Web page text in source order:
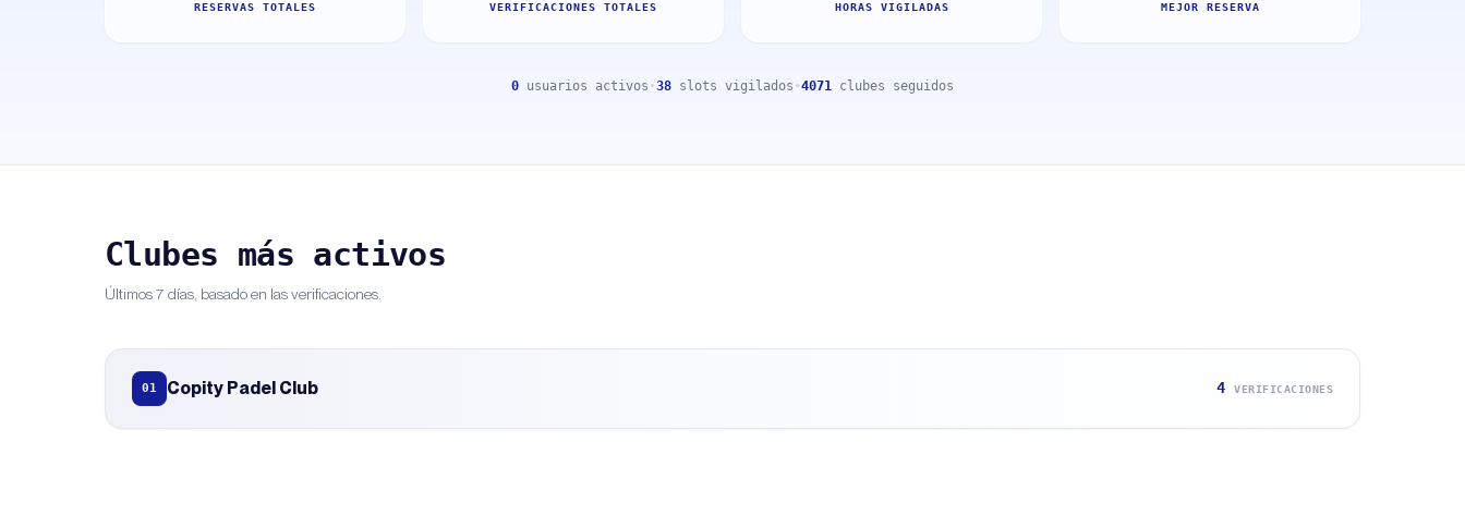
RESERVAS TOTALES VERIFICACIONES TOTALES HORAS VIGILADAS MEJOR RESERVA
0 usuarios activos •38 slots vigilados •4071 clubes seguidos
Clubes más activos
Últimos 7 días, basado en las verificaciones.
01 Copity Padel Club 4 VERIFICACIONES